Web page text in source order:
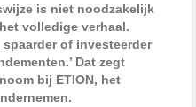
is niet noodzakelijk
volledige verhaal.
of investeerder
Dat zegt
bij ETION, het